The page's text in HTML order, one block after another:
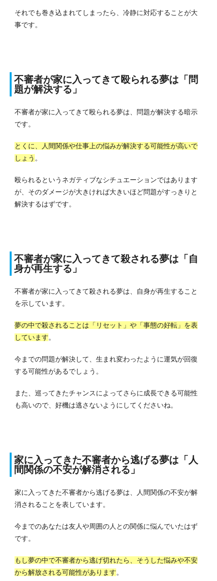
それでも巻き込まれてしまったら、冷静に対応することが大
事です。
不審者が家に入ってきて殴られる夢は「問
題が解決する」
不審者が家に入ってきて殴られる夢は、問題が解決する暗示
です。
とくに、人間関係や仕事上の悩みが解決する可能性が高いで
しょう 。
殴られるというネガティブなシチュエーションではあります
が、そのダメージが大きければ大きいほど問題がすっきりと
解決するはずです。
不審者が家に入ってきて殺される夢は「自
身が再生する」
不審者が家に入ってきて殺される夢は、自身が再生すること
を示しています。
夢の中で殺されることは「リセット」や「事態の好転」を表
しています。
今までの問題が解決して、生まれ変わったように運気が回復
する可能性があるでしょう。
また、巡ってきたチャンスによってさらに成長できる可能性
も高いので、好機は逃さないようにしてくださいね。
家に入ってきた不審者から逃げる夢は「人
間関係の不安が解消される」
家に入ってきた不審者から逃げる夢は、人間関係の不安が解
消されることを表しています。
今までのあなたは友人や周囲の人との関係に悩んでいたはず
です。
もし夢の中で不審者から逃げ切れたら、そうした悩みや不安
から解放される可能性があります。